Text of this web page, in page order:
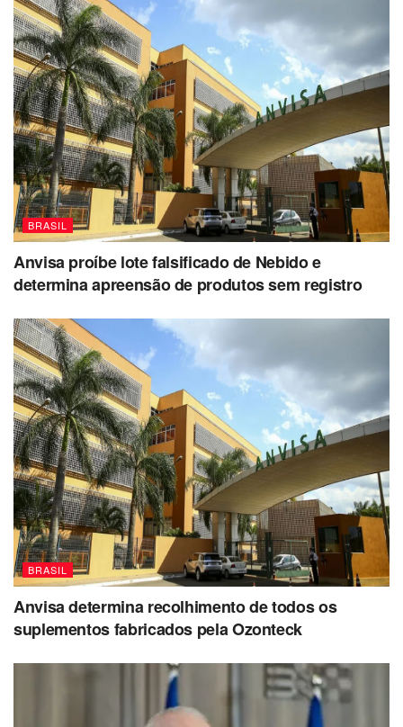
BRASIL
Anvisa proíbe lote falsificado de Nebido e
determina apreensão de produtos sem registro
BRASIL
Anvisa determina recolhimento de todos os
suplementos fabricados pela Ozonteck